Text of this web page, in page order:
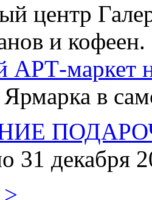
центр
и кофеен.
АРТ-маркет
в
31 декабря